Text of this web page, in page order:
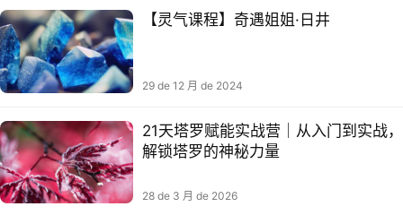
【灵气课程】奇遇姐姐·日井
29 de 12 月 de 2024
21天塔罗赋能实战营｜从入门到实战，
解锁塔罗的神秘力量
28 de 3 月 de 2026